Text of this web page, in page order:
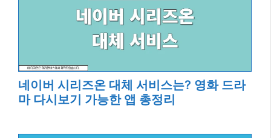
네이버 시리즈온 대체 서비스는? 영화 드라
마 다시보기 가능한 앱 총정리